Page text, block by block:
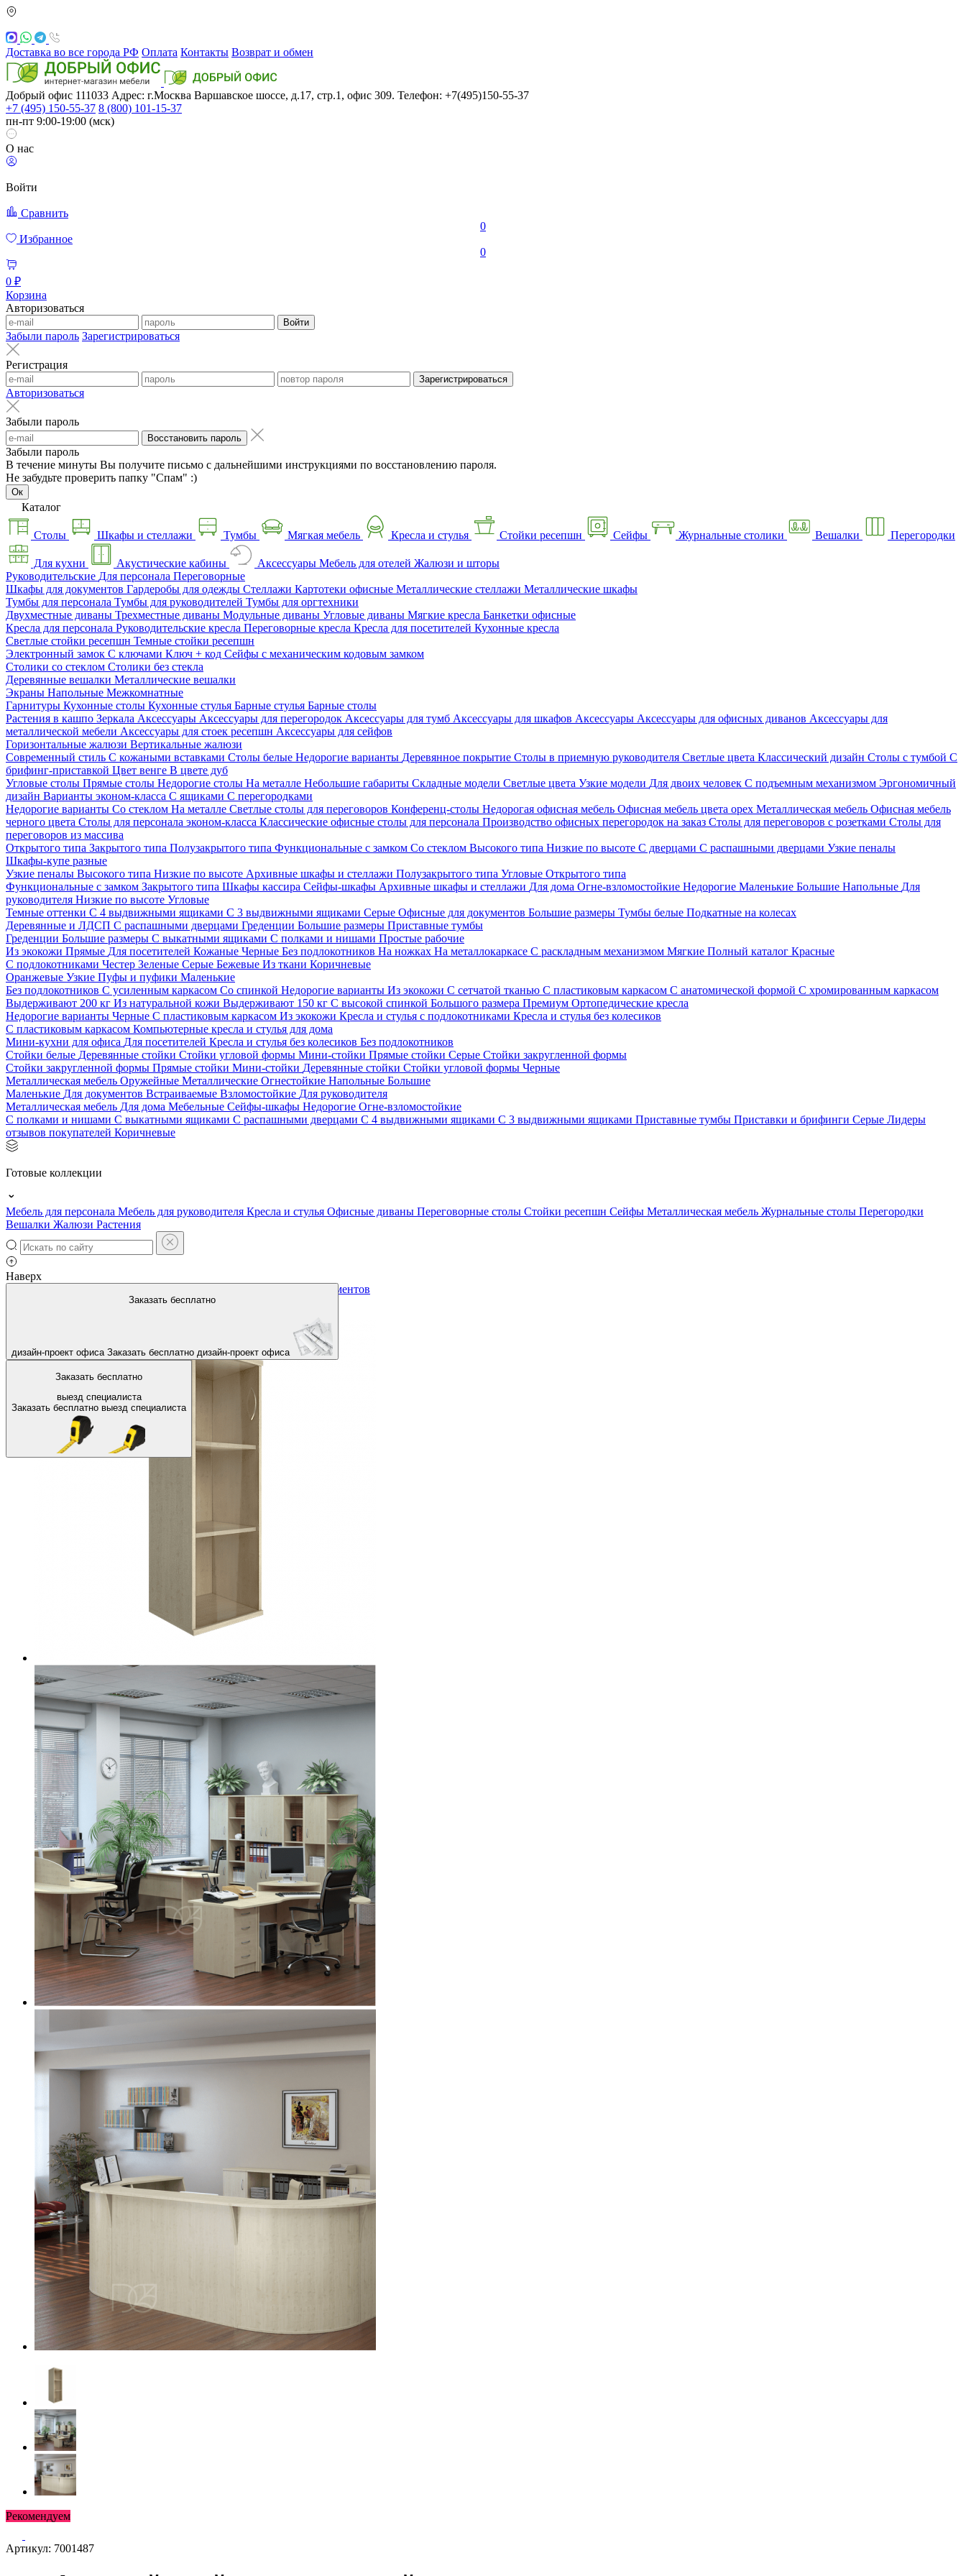
Доставка во все города РФ Оплата Контакты Возврат и обмен
Добрый офис 111033 Адрес: г.Москва Варшавское шоссе, д.17, стр.1, офис 309. Телефон: +7(495)150-55-37
+7 (495) 150-55-37 8 (800) 101-15-37
пн-пт 9:00-19:00 (мск)
О нас
Войти
Сравнить
0
Избранное
0
0 ₽
Корзина
Авторизоваться
Войти
Забыли пароль Зарегистрироваться
Регистрация
Зарегистрироваться
Авторизоваться
Забыли пароль
Восстановить пароль
Забыли пароль
В течение минуты Вы получите письмо с дальнейшими инструкциями по восстановлению пароля.
Не забудьте проверить папку "Спам" :)
Ок
Каталог
Столы Шкафы и стеллажи Тумбы Мягкая мебель Кресла и стулья Стойки ресепшн Сейфы Журнальные столики Вешалки Перегородки
Для кухни Акустические кабины Аксессуары Мебель для отелей Жалюзи и шторы
Руководительские Для персонала Переговорные
Шкафы для документов Гардеробы для одежды Стеллажи Картотеки офисные Металлические стеллажи Металлические шкафы
Тумбы для персонала Тумбы для руководителей Тумбы для оргтехники
Двухместные диваны Трехместные диваны Модульные диваны Угловые диваны Мягкие кресла Банкетки офисные
Кресла для персонала Руководительские кресла Переговорные кресла Кресла для посетителей Кухонные кресла
Светлые стойки ресепшн Темные стойки ресепшн
Электронный замок С ключами Ключ + код Сейфы с механическим кодовым замком
Столики со стеклом Столики без стекла
Деревянные вешалки Металлические вешалки
Экраны Напольные Межкомнатные
Гарнитуры Кухонные столы Кухонные стулья Барные стулья Барные столы
Растения в кашпо Зеркала Аксессуары Аксессуары для перегородок Аксессуары для тумб Аксессуары для шкафов Аксессуары Аксессуары для офисных диванов Аксессуары для
металлической мебели Аксессуары для стоек ресепшн Аксессуары для сейфов
Горизонтальные жалюзи Вертикальные жалюзи
Современный стиль С кожаными вставками Столы белые Недорогие варианты Деревянное покрытие Столы в приемную руководителя Светлые цвета Классический дизайн Столы с тумбой С
брифинг-приставкой Цвет венге В цвете дуб
Угловые столы Прямые столы Недорогие столы На металле Небольшие габариты Складные модели Светлые цвета Узкие модели Для двоих человек С подъемным механизмом Эргономичный
дизайн Варианты эконом-класса С ящиками С перегородками
Недорогие варианты Со стеклом На металле Светлые столы для переговоров Конференц-столы Недорогая офисная мебель Офисная мебель цвета орех Металлическая мебель Офисная мебель
черного цвета Столы для персонала эконом-класса Классические офисные столы для персонала Производство офисных перегородок на заказ Столы для переговоров с розетками Столы для
переговоров из массива
Открытого типа Закрытого типа Полузакрытого типа Функциональные с замком Со стеклом Высокого типа Низкие по высоте С дверцами С распашными дверцами Узкие пеналы
Шкафы-купе разные
Узкие пеналы Высокого типа Низкие по высоте Архивные шкафы и стеллажи Полузакрытого типа Угловые Открытого типа
Функциональные с замком Закрытого типа Шкафы кассира Сейфы-шкафы Архивные шкафы и стеллажи Для дома Огне-взломостойкие Недорогие Маленькие Большие Напольные Для
руководителя Низкие по высоте Угловые
Темные оттенки С 4 выдвижными ящиками С 3 выдвижными ящиками Серые Офисные для документов Большие размеры Тумбы белые Подкатные на колесах
Деревянные и ЛДСП С распашными дверцами Греденции Большие размеры Приставные тумбы
Греденции Большие размеры С выкатными ящиками С полками и нишами Простые рабочие
Из экокожи Прямые Для посетителей Кожаные Черные Без подлокотников На ножках На металлокаркасе С раскладным механизмом Мягкие Полный каталог Красные
С подлокотниками Честер Зеленые Серые Бежевые Из ткани Коричневые
Оранжевые Узкие Пуфы и пуфики Маленькие
Без подлокотников С усиленным каркасом Со спинкой Недорогие варианты Из экокожи С сетчатой тканью С пластиковым каркасом С анатомической формой С хромированным каркасом
Выдерживают 200 кг Из натуральной кожи Выдерживают 150 кг С высокой спинкой Большого размера Премиум Ортопедические кресла
Недорогие варианты Черные С пластиковым каркасом Из экокожи Кресла и стулья с подлокотниками Кресла и стулья без колесиков
С пластиковым каркасом Компьютерные кресла и стулья для дома
Мини-кухни для офиса Для посетителей Кресла и стулья без колесиков Без подлокотников
Стойки белые Деревянные стойки Стойки угловой формы Мини-стойки Прямые стойки Серые Стойки закругленной формы
Стойки закругленной формы Прямые стойки Мини-стойки Деревянные стойки Стойки угловой формы Черные
Металлическая мебель Оружейные Металлические Огнестойкие Напольные Большие
Маленькие Для документов Встраиваемые Взломостойкие Для руководителя
Металлическая мебель Для дома Мебельные Сейфы-шкафы Недорогие Огне-взломостойкие
С полками и нишами С выкатными ящиками С распашными дверцами С 4 выдвижными ящиками С 3 выдвижными ящиками Приставные тумбы Приставки и брифинги Серые Лидеры
отзывов покупателей Коричневые
Готовые коллекции
Мебель для персонала Мебель для руководителя Кресла и стулья Офисные диваны Переговорные столы Стойки ресепшн Сейфы Металлическая мебель Журнальные столы Перегородки
Вешалки Жалюзи Растения
Наверх
Заказать бесплатно
дизайн-проект офиса Заказать бесплатно дизайн-проект офиса
Заказать бесплатно
выезд специалиста
Заказать бесплатно выезд специалиста
На главную
Офисные шкафы для документов
Рекомендуем
Артикул: 7001487